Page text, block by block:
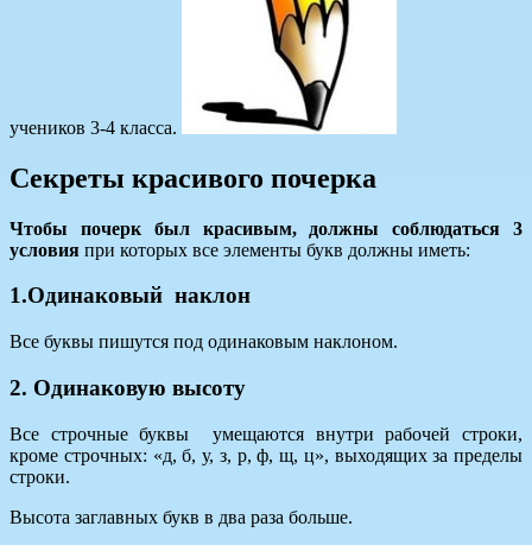
учеников 3-4 класса.
Секреты красивого почерка
Чтобы почерк был красивым, должны соблюдаться 3
условия при которых все элементы букв должны иметь:
1.Одинаковый наклон
Все буквы пишутся под одинаковым наклоном.
2. Одинаковую высоту
Все строчные буквы умещаются внутри рабочей строки,
кроме строчных: «д, б, у, з, р, ф, щ, ц», выходящих за пределы
строки.
Высота заглавных букв в два раза больше.